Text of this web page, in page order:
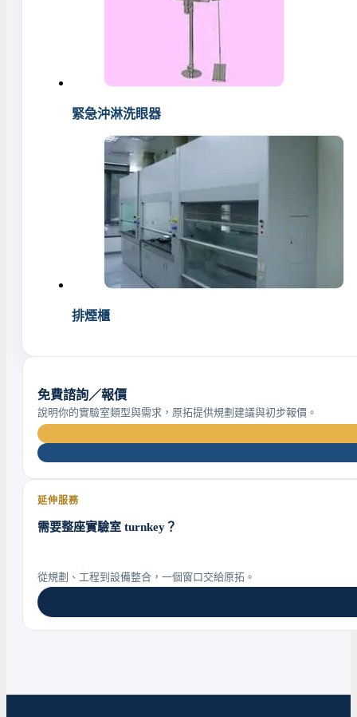
緊急沖淋洗眼器
排煙櫃
免費諮詢／報價
說明你的實驗室類型與需求，原拓提供規劃建議與初步報價。
延伸服務
需要整座實驗室 turnkey？
從規劃、工程到設備整合，一個窗口交給原拓。